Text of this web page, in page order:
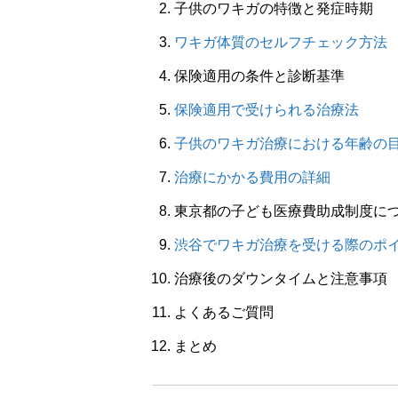
子供のワキガの特徴と発症時期
ワキガ体質のセルフチェック方法
保険適用の条件と診断基準
保険適用で受けられる治療法
子供のワキガ治療における年齢の
治療にかかる費用の詳細
東京都の子ども医療費助成制度に
渋谷でワキガ治療を受ける際のポ
治療後のダウンタイムと注意事項
よくあるご質問
まとめ